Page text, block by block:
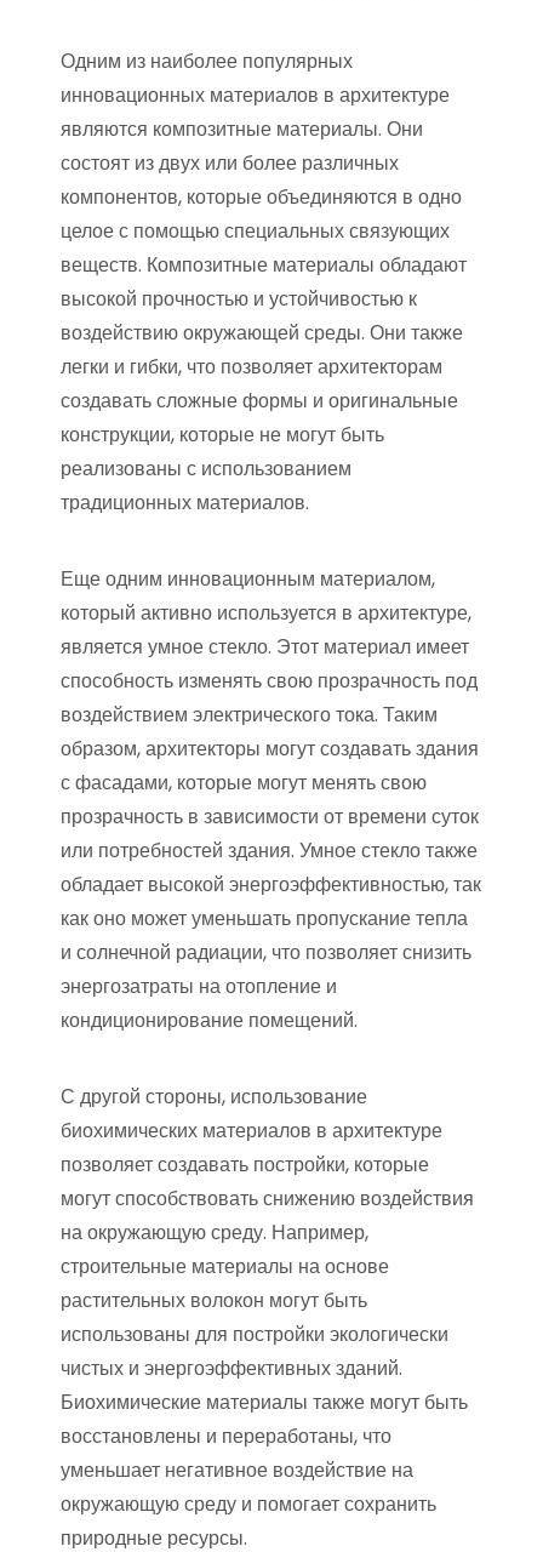
Одним из наиболее популярных
инновационных материалов в архитектуре
являются композитные материалы. Они
состоят из двух или более различных
компонентов, которые объединяются в одно
целое с помощью специальных связующих
веществ. Композитные материалы обладают
высокой прочностью и устойчивостью к
воздействию окружающей среды. Они также
легки и гибки, что позволяет архитекторам
создавать сложные формы и оригинальные
конструкции, которые не могут быть
реализованы с использованием
традиционных материалов.
Еще одним инновационным материалом,
который активно используется в архитектуре,
является умное стекло. Этот материал имеет
способность изменять свою прозрачность под
воздействием электрического тока. Таким
образом, архитекторы могут создавать здания
с фасадами, которые могут менять свою
прозрачность в зависимости от времени суток
или потребностей здания. Умное стекло также
обладает высокой энергоэффективностью, так
как оно может уменьшать пропускание тепла
и солнечной радиации, что позволяет снизить
энергозатраты на отопление и
кондиционирование помещений.
С другой стороны, использование
биохимических материалов в архитектуре
позволяет создавать постройки, которые
могут способствовать снижению воздействия
на окружающую среду. Например,
строительные материалы на основе
растительных волокон могут быть
использованы для постройки экологически
чистых и энергоэффективных зданий.
Биохимические материалы также могут быть
восстановлены и переработаны, что
уменьшает негативное воздействие на
окружающую среду и помогает сохранить
природные ресурсы.